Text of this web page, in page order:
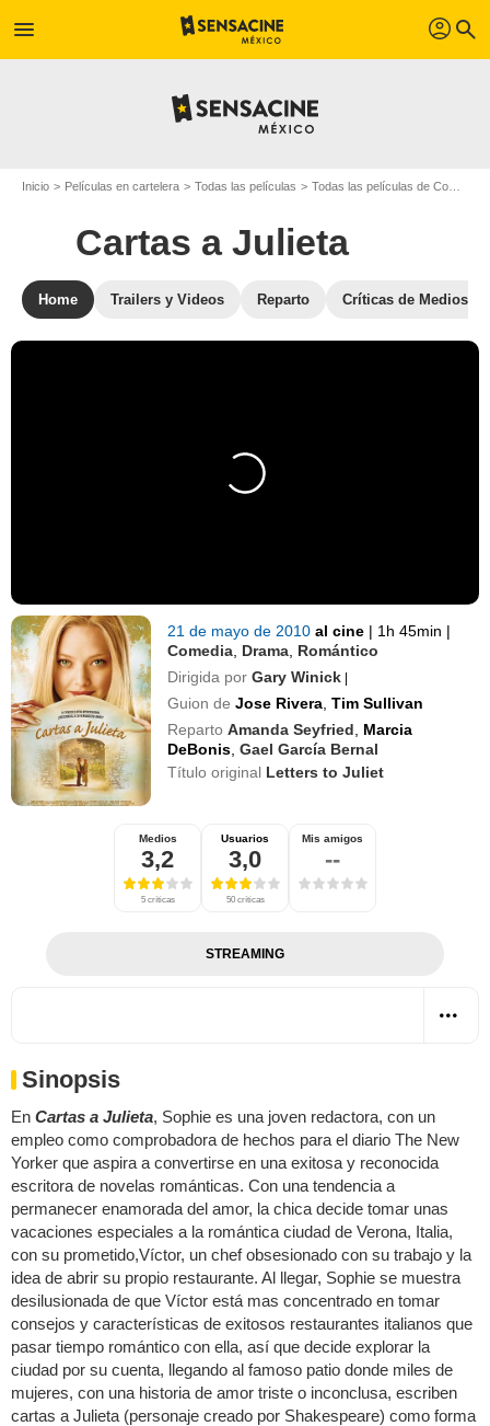
menu profil search
Inicio Películas en cartelera Todas las películas Todas las películas de Comedia
Cartas a Julieta
Home Trailers y Videos Reparto Críticas de Medios
21 de mayo de 2010al cine | 1h 45min |
Comedia Drama Romántico
Dirigida por Gary Winick |
Guion de Jose Rivera ,Tim Sullivan
Reparto Amanda Seyfried
Marcia
DeBonis ,Gael García Bernal
Título original Letters to Juliet
Medios
3,2
5 críticas
Usuarios
3,0
50 críticas
Mis amigos
--
STREAMING
Sinopsis
En Cartas a Julieta, Sophie es una joven redactora, con un
empleo como comprobadora de hechos para el diario The New
Yorker que aspira a convertirse en una exitosa y reconocida
escritora de novelas románticas. Con una tendencia a
permanecer enamorada del amor, la chica decide tomar unas
vacaciones especiales a la romántica ciudad de Verona, Italia,
con su prometido,Víctor, un chef obsesionado con su trabajo y la
idea de abrir su propio restaurante. Al llegar, Sophie se muestra
desilusionada de que Víctor está mas concentrado en tomar
consejos y características de exitosos restaurantes italianos que
pasar tiempo romántico con ella, así que decide explorar la
ciudad por su cuenta, llegando al famoso patio donde miles de
mujeres, con una historia de amor triste o inconclusa, escriben
cartas a Julieta (personaje creado por Shakespeare) como forma